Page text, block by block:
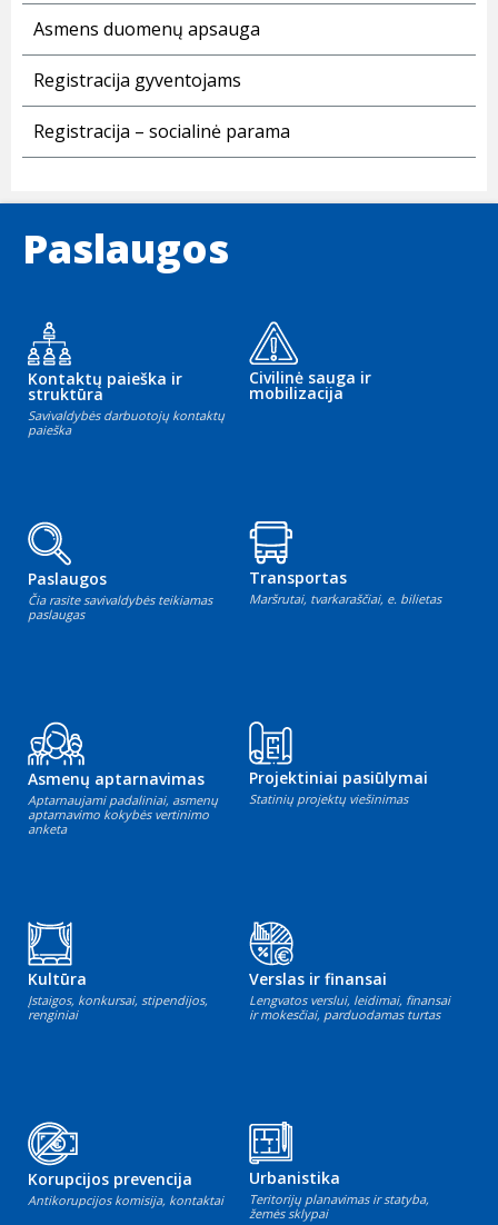
Asmens duomenų apsauga
Registracija gyventojams
Registracija – socialinė parama
Paslaugos
Kontaktų paieška ir
struktūra
Savivaldybės darbuotojų kontaktų
paieška
Civilinė sauga ir
mobilizacija
Paslaugos
Čia rasite savivaldybės teikiamas
paslaugas
Transportas
Maršrutai, tvarkaraščiai, e. bilietas
Asmenų aptarnavimas
Aptarnaujami padaliniai, asmenų
aptarnavimo kokybės vertinimo
anketa
Projektiniai pasiūlymai
Statinių projektų viešinimas
Kultūra
Įstaigos, konkursai, stipendijos,
renginiai
Verslas ir finansai
Lengvatos verslui, leidimai, finansai
ir mokesčiai, parduodamas turtas
Korupcijos prevencija
Antikorupcijos komisija, kontaktai
Urbanistika
Teritorijų planavimas ir statyba,
žemės sklypai